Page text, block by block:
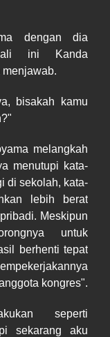
dengan dia
ini Kanda
bisakah kamu
melangkah
menutupi kata-
di sekolah, kata-
lebih berat
Meskipun
untuk
berhenti tepat
kongres".
seperti
sekarang aku